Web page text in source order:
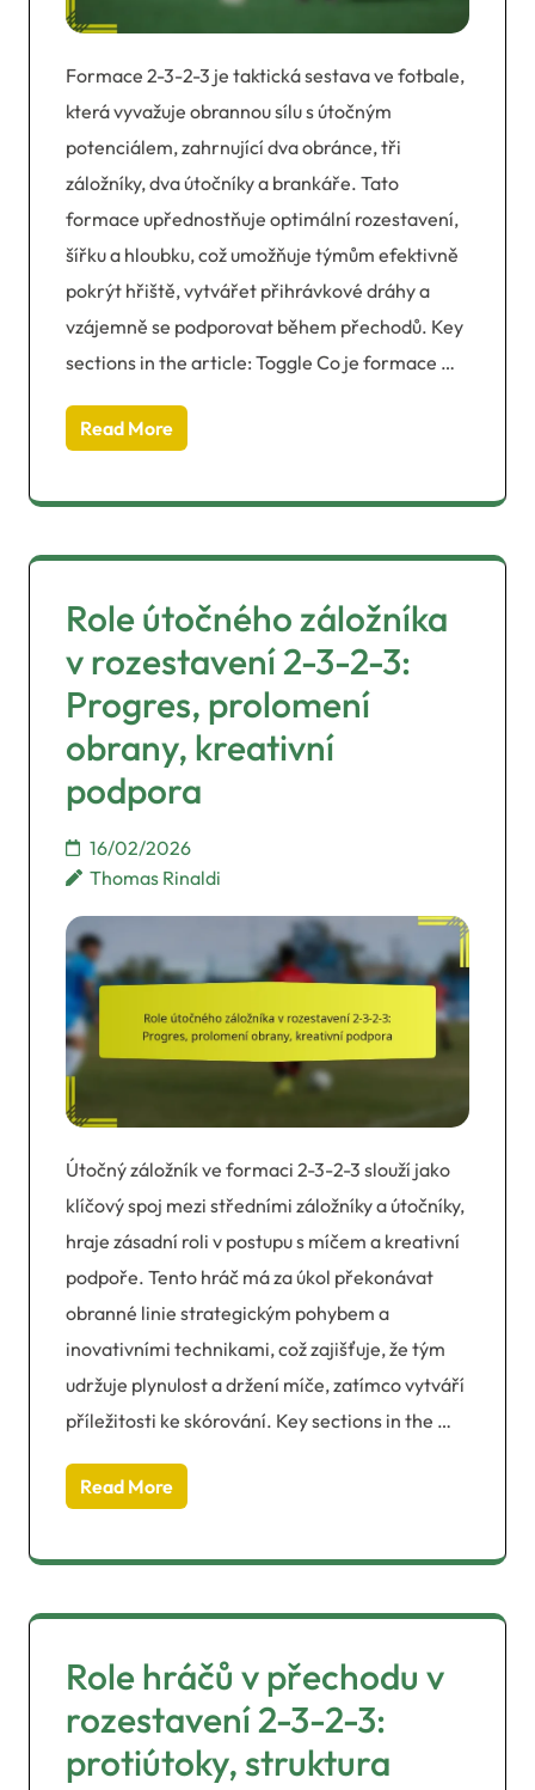
Formace 2-3-2-3 je taktická sestava ve fotbale,
která vyvažuje obrannou sílu s útočným
potenciálem, zahrnující dva obránce, tři
záložníky, dva útočníky a brankáře. Tato
formace upřednostňuje optimální rozestavení,
šířku a hloubku, což umožňuje týmům efektivně
pokrýt hřiště, vytvářet přihrávkové dráhy a
vzájemně se podporovat během přechodů. Key
sections in the article: Toggle Co je formace …
Read More
Role útočného záložníka
v rozestavení 2-3-2-3:
Progres, prolomení
obrany, kreativní
podpora
16/02/2026
Thomas Rinaldi
Útočný záložník ve formaci 2-3-2-3 slouží jako
klíčový spoj mezi středními záložníky a útočníky,
hraje zásadní roli v postupu s míčem a kreativní
podpoře. Tento hráč má za úkol překonávat
obranné linie strategickým pohybem a
inovativními technikami, což zajišťuje, že tým
udržuje plynulost a držení míče, zatímco vytváří
příležitosti ke skórování. Key sections in the …
Read More
Role hráčů v přechodu v
rozestavení 2-3-2-3:
protiútoky, struktura